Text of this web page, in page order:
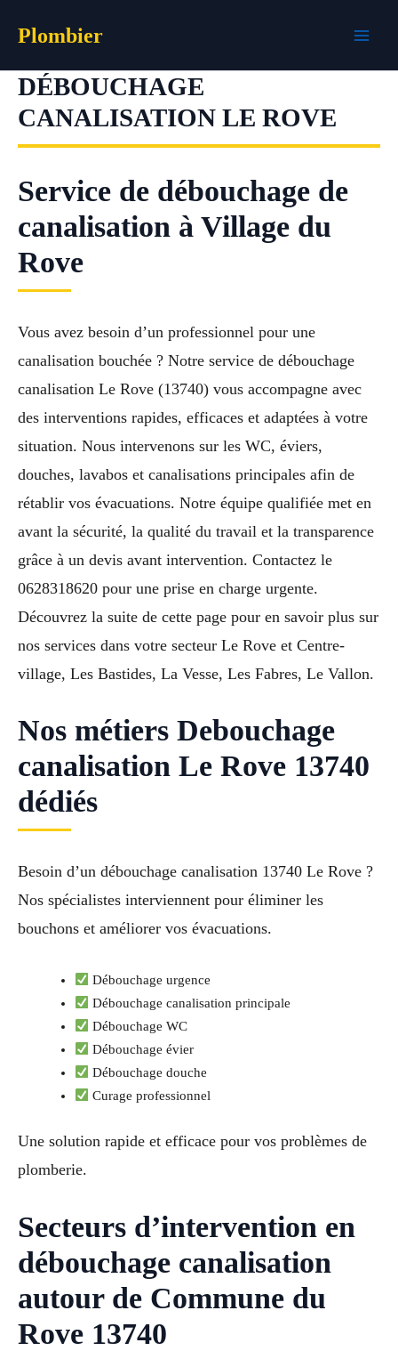
Plombier
DÉBOUCHAGE
CANALISATION LE ROVE
Service de débouchage de
canalisation à Village du
Rove
Vous avez besoin d’un professionnel pour une
canalisation bouchée ? Notre service de débouchage
canalisation Le Rove (13740) vous accompagne avec
des interventions rapides, efficaces et adaptées à votre
situation. Nous intervenons sur les WC, éviers,
douches, lavabos et canalisations principales afin de
rétablir vos évacuations. Notre équipe qualifiée met en
avant la sécurité, la qualité du travail et la transparence
grâce à un devis avant intervention. Contactez le
0628318620 pour une prise en charge urgente.
Découvrez la suite de cette page pour en savoir plus sur
nos services dans votre secteur Le Rove et Centre-
village, Les Bastides, La Vesse, Les Fabres, Le Vallon.
Nos métiers Debouchage
canalisation Le Rove 13740
dédiés
Besoin d’un débouchage canalisation 13740 Le Rove ?
Nos spécialistes interviennent pour éliminer les
bouchons et améliorer vos évacuations.
Débouchage urgence
Débouchage canalisation principale
Débouchage WC
Débouchage évier
Débouchage douche
Curage professionnel
Une solution rapide et efficace pour vos problèmes de
plomberie.
Secteurs d’intervention en
débouchage canalisation
autour de Commune du
Rove 13740